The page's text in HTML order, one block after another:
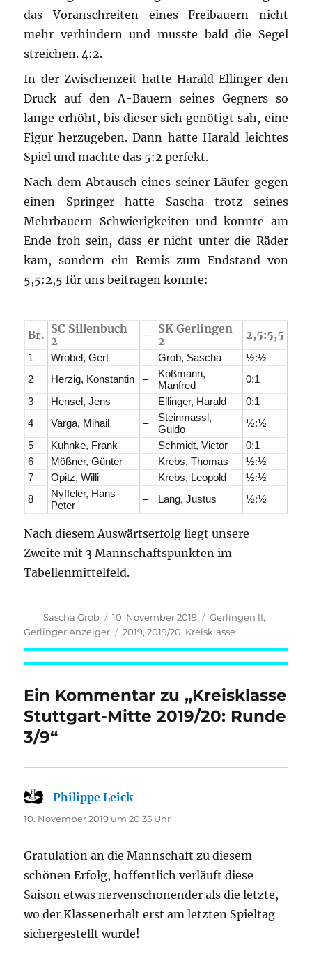
das Voranschreiten eines Freibauern nicht
mehr verhindern und musste bald die Segel
streichen. 4:2.
In der Zwischenzeit hatte Harald Ellinger den
Druck auf den A-Bauern seines Gegners so
lange erhöht, bis dieser sich genötigt sah, eine
Figur herzugeben. Dann hatte Harald leichtes
Spiel und machte das 5:2 perfekt.
Nach dem Abtausch eines seiner Läufer gegen
einen Springer hatte Sascha trotz seines
Mehrbauern Schwierigkeiten und konnte am
Ende froh sein, dass er nicht unter die Räder
kam, sondern ein Remis zum Endstand von
5,5:2,5 für uns beitragen konnte:
Br. SC Sillenbuch
2
– SK Gerlingen
2
2,5:5,5
1 Wrobel, Gert – Grob, Sascha
½:½
2
Herzig, Konstantin –
Koßmann,
Manfred
0:1
3
Hensel, Jens – Ellinger, Harald
0:1
4
Varga, Mihail –
Steinmassl,
Guido
½:½
5
Kuhnke, Frank – Schmidt, Victor
0:1
6
Mößner, Günter – Krebs, Thomas
½:½
7
Opitz, Willi – Krebs, Leopold
½:½
8
Nyffeler, Hans-
Peter
– Lang, Justus ½:½
Nach diesem Auswärtserfolg liegt unsere
Zweite mit 3 Mannschaftspunkten im
Tabellenmittelfeld.
Autor
Sascha Grob
Veröffentlicht
am
10. November 2019 Kategorien
Gerlingen II,
Gerlinger Anzeiger
Schlagwörter
2019,2019/20, Kreisklasse
Ein Kommentar zu „Kreisklasse
Stuttgart-Mitte 2019/20: Runde
3/9“
Philippe Leicksagt:
10. November 2019 um 20:35 Uhr
Gratulation an die Mannschaft zu diesem
schönen Erfolg, hoffentlich verläuft diese
Saison etwas nervenschonender als die letzte,
wo der Klassenerhalt erst am letzten Spieltag
sichergestellt wurde!